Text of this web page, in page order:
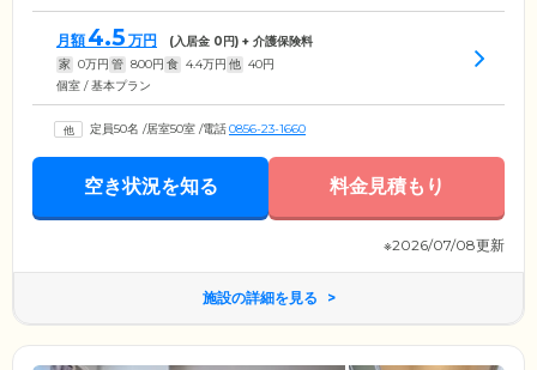
月額 4.5 万円 (入居金 0円) + 介護保険料
家 0万円 管 800円 食 4.4万円 他 40円
個室 / 基本プラン
定員50名 /居室50室 /電話0856-23-1660
空き状況を知る 料金見積もり
※2026/07/08更新
施設の詳細を見る